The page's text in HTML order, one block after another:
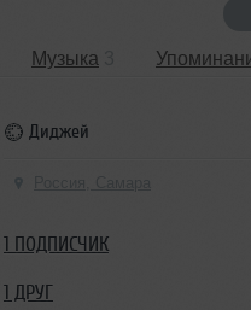
Музыка
Диджей
1 ПОДПИСЧИК
1 ДРУГ